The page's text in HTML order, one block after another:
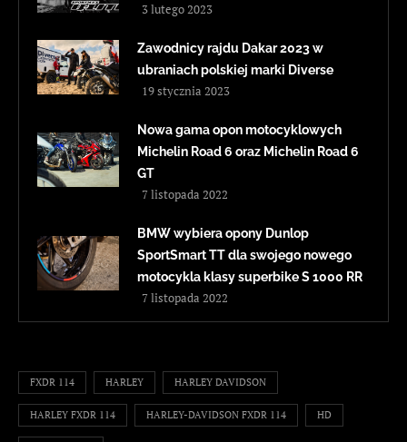
3 lutego 2023
Zawodnicy rajdu Dakar 2023 w
ubraniach polskiej marki Diverse
19 stycznia 2023
Nowa gama opon motocyklowych
Michelin Road 6 oraz Michelin Road 6
GT
7 listopada 2022
BMW wybiera opony Dunlop
SportSmart TT dla swojego nowego
motocykla klasy superbike S 1000 RR
7 listopada 2022
FXDR 114 HARLEY HARLEY DAVIDSON
HARLEY FXDR 114 HARLEY-DAVIDSON FXDR 114 HD